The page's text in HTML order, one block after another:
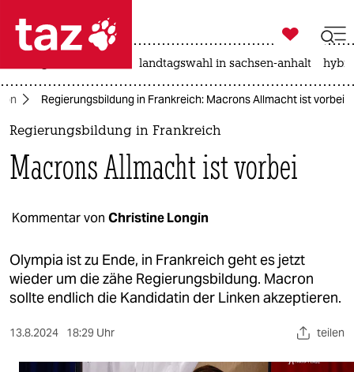
 taz zahl ich
taz zahl ich
themen
politik
öko
gesellschaft
kultur

taz zahl ich
landtagswahl in sachsen-anhalt
Regierungsbildung in Frankreich: Macrons Allmacht ist vorbei
Regierungsbildung in Frankreich
Macrons Allmacht ist vorbei
Kommentar von Christine Longin
Olympia ist zu Ende, in Frankreich geht es jetzt
wieder um die zähe Regierungsbildung. Macron
sollte endlich die Kandidatin der Linken akzeptieren.
13.8.2024 18:29 Uhr teilen